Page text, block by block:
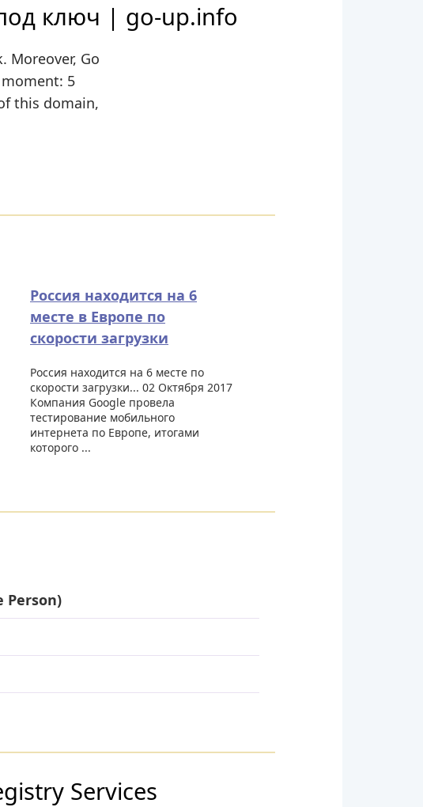
ключ | go-up.info
Moreover, Go
5
this domain,
Россия находится на 6
месте в Европе по
скорости загрузки
Россия находится на 6 месте по
скорости загрузки... 02 Октября 2017
Компания Google провела
тестирование мобильного
интернета по Европе, итогами
которого ...
Person)
Services